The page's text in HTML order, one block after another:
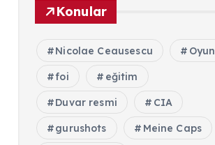
Konular
Nicolae Ceausescu Oyun
foi eğitim
Duvar resmi CIA
gurushots Meine Caps